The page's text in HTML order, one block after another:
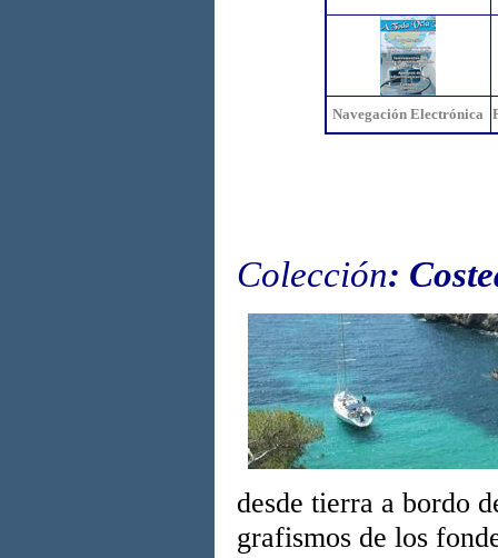
Navegación Electrónica
Colección:
desde tierra a bordo
grafismos de los